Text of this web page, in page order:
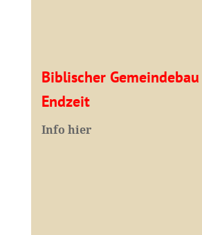
Biblischer
Endzeit
Info hier